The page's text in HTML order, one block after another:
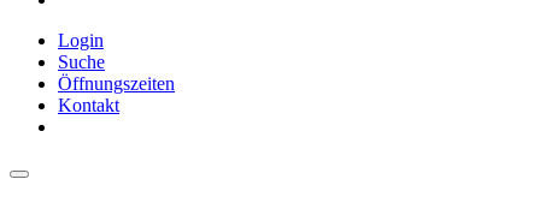
Login
Suche
Öffnungszeiten
Kontakt